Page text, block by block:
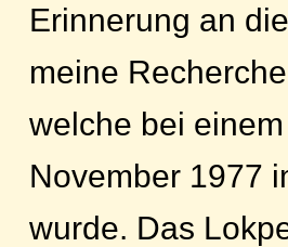
Erinnerung an
meine
welche bei
November 1977
wurde. Das